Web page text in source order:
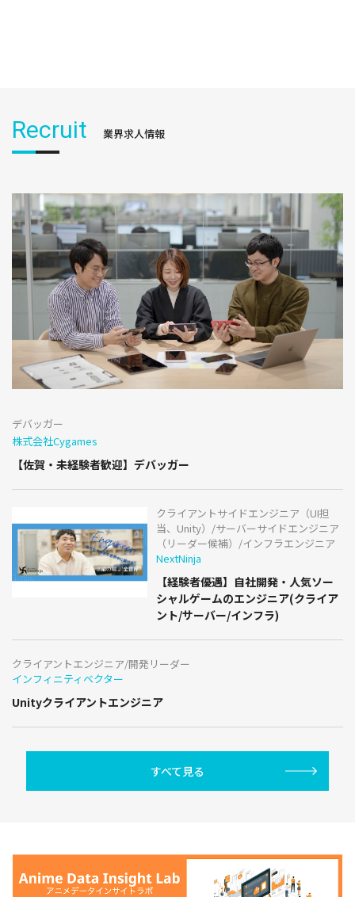
Recruit 業界求人情報
デバッガー
株式会社Cygames
【佐賀・未経験者歓迎】デバッガー
クライアントサイドエンジニア（UI担
当、Unity）/サーバーサイドエンジニア
（リーダー候補）/インフラエンジニア
NextNinja
【経験者優遇】自社開発・人気ソー
シャルゲームのエンジニア(クライア
ント/サーバー/インフラ)
クライアントエンジニア/開発リーダー
インフィニティベクター
Unityクライアントエンジニア
すべて見る